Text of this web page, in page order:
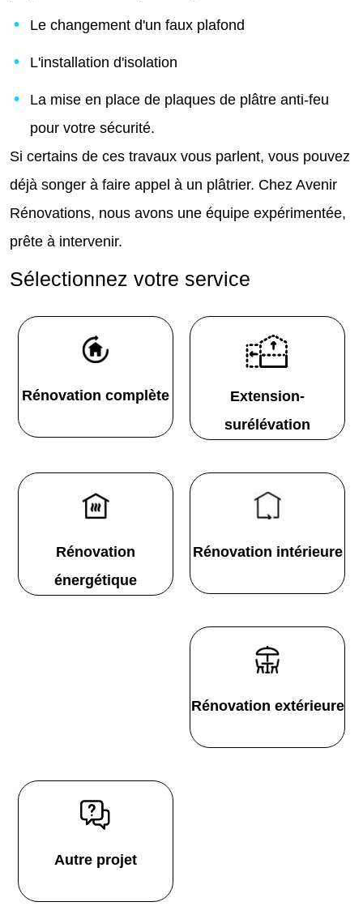
Le changement d'un faux plafond
L'installation d'isolation
La mise en place de plaques de plâtre anti-feu
pour votre sécurité.
Si certains de ces travaux vous parlent, vous pouvez
déjà songer à faire appel à un plâtrier. Chez Avenir
Rénovations, nous avons une équipe expérimentée,
prête à intervenir.
Sélectionnez votre service
Rénovation complète
Extension-
surélévation
Rénovation
énergétique
Rénovation intérieure
Rénovation extérieure
Autre projet